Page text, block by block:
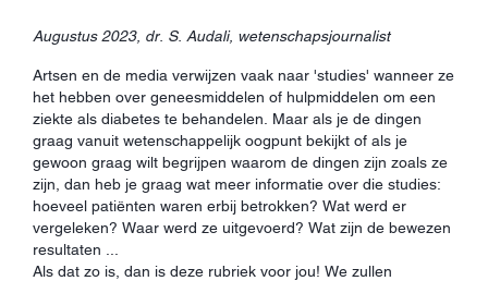
Augustus 2023, dr. S. Audali, wetenschapsjournalist
Artsen en de media verwijzen vaak naar 'studies' wanneer ze
het hebben over geneesmiddelen of hulpmiddelen om een
ziekte als diabetes te behandelen. Maar als je de dingen
graag vanuit wetenschappelijk oogpunt bekijkt of als je
gewoon graag wilt begrijpen waarom de dingen zijn zoals ze
zijn, dan heb je graag wat meer informatie over die studies:
hoeveel patiënten waren erbij betrokken? Wat werd er
vergeleken? Waar werd ze uitgevoerd? Wat zijn de bewezen
resultaten ...
Als dat zo is, dan is deze rubriek voor jou! We zullen